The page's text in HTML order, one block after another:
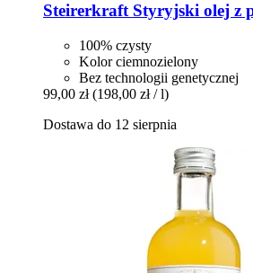
SteirerkraftStyryjski olej z
100% czysty
Kolor ciemnozielony
Bez technologii genetycznej
99,00 zł (198,00 zł / l)
Dostawa do 12 sierpnia